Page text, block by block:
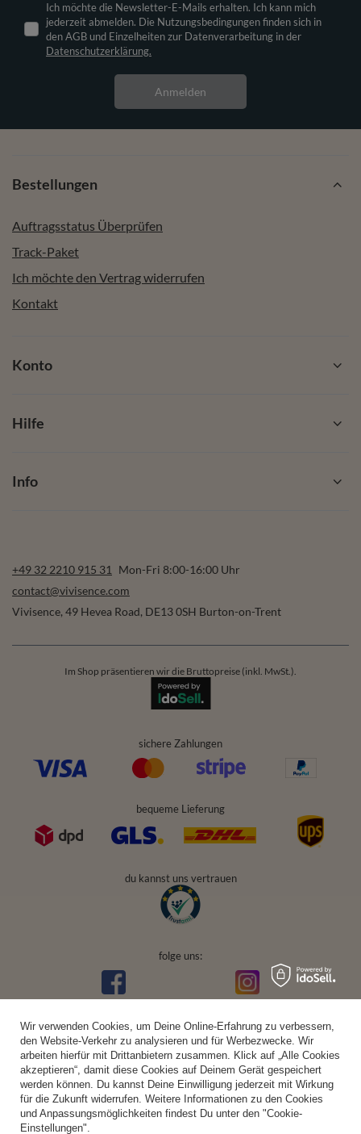
Ich möchte die Newsletter-E-Mails erhalten. Ich kann mich
jederzeit abmelden. Die Nutzungsbedingungen finden sich in
den AGB und Einzelheiten zur Datenverarbeitung in der
Datenschutzerklärung.
Anmelden
Bestellungen
Auftragsstatus Überprüfen
Track-Paket
Ich möchte den Vertrag widerrufen
Kontakt
Konto
Hilfe
Info
+49 32 2210 915 31
Mon-Fri 8:00-16:00 Uhr
contact@vivisence.com
Vivisence, 49 Hevea Road, DE13 0SH Burton-on-Trent
Im Shop präsentieren wir die Bruttopreise (inkl. MwSt.).
sichere Zahlungen
bequeme Lieferung
du kannst uns vertrauen
folge uns:
Wir verwenden Cookies, um Deine Online-Erfahrung zu verbessern,
den Website-Verkehr zu analysieren und für Werbezwecke. Wir
arbeiten hierfür mit Drittanbietern zusammen. Klick auf „Alle Cookies
akzeptieren“, damit diese Cookies auf Deinem Gerät gespeichert
werden können. Du kannst Deine Einwilligung jederzeit mit Wirkung
für die Zukunft widerrufen. Weitere Informationen zu den Cookies
und Anpassungsmöglichkeiten findest Du unter den "Cookie-
Einstellungen".